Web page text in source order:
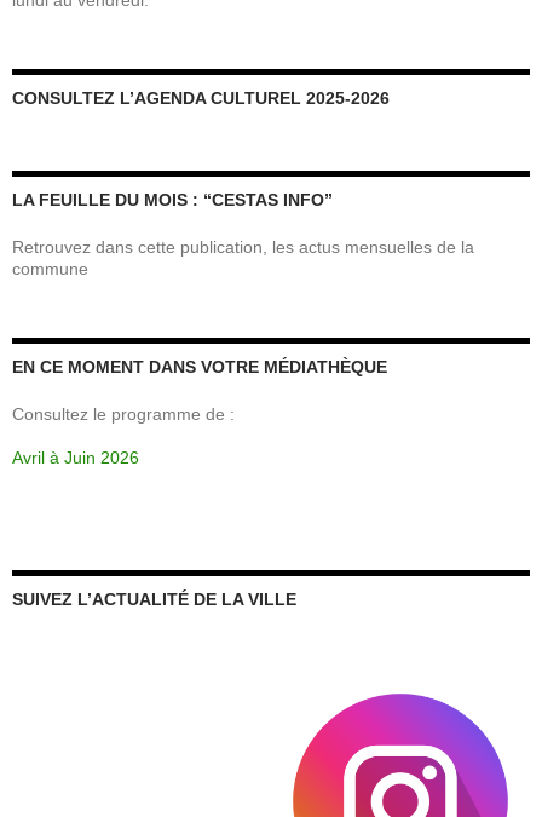
CONSULTEZ L’AGENDA CULTUREL 2025-2026
LA FEUILLE DU MOIS : “CESTAS INFO”
Retrouvez dans cette publication, les actus mensuelles de la
commune
EN CE MOMENT DANS VOTRE MÉDIATHÈQUE
Consultez le programme de :
Avril à Juin 2026
SUIVEZ L’ACTUALITÉ DE LA VILLE